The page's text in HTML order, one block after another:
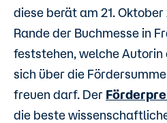
diese berät am 21.
Rande der Buchmesse in
feststehen, welche
sich über die
freuen darf. Der
die beste